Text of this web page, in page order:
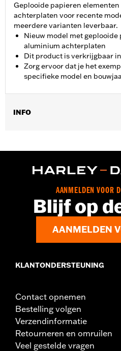
Geplooide papieren
achterplaten voor recente
meerdere varianten leverbaar.
Nieuw model met
aluminium achterplaten
Dit product is verkrijgbaar
Zorg ervoor dat je het
specifieke model en
INFO
AANMELDEN VOOR
Blijf op
AANMELDEN
KLANTONDERSTEUNING
Contact opnemen
Bestelling volgen
Verzendinformatie
Retourneren en omruilen
Veel gestelde vragen